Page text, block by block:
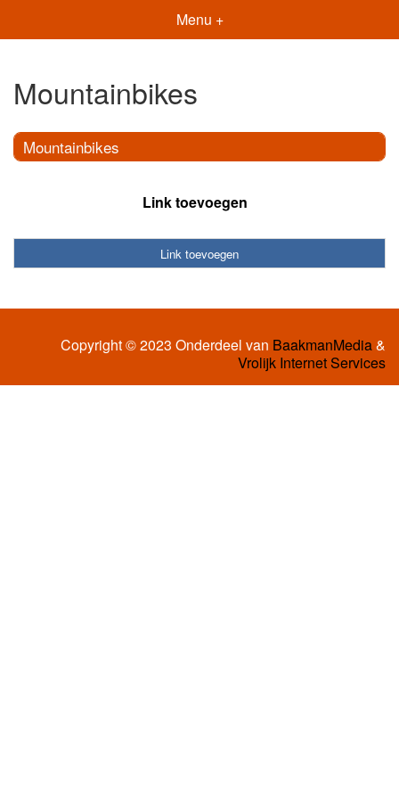
Menu +
Mountainbikes
Mountainbikes
Link toevoegen
Link toevoegen
Copyright © 2023 Onderdeel van BaakmanMedia&
Vrolijk Internet Services